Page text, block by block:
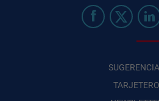
TARJETERO